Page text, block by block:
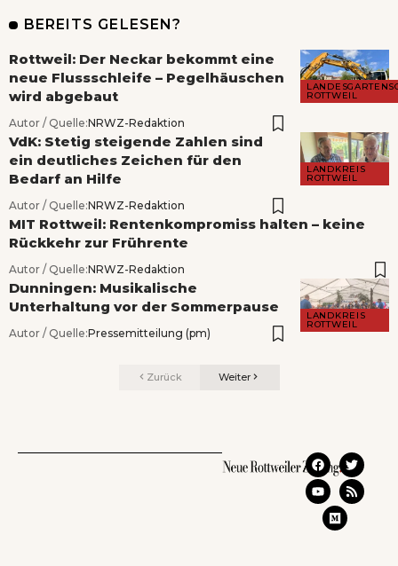
BEREITS GELESEN?
ROTTWEIL
Rottweil: Der Neckar bekommt eine
neue Flussschleife – Pegelhäuschen
wird abgebaut
Autor / Quelle:NRWZ-Redaktion
LANDKREIS
ROTTWEIL
VdK: Stetig steigende Zahlen sind
ein deutliches Zeichen für den
Bedarf an Hilfe
Autor / Quelle:NRWZ-Redaktion
MIT Rottweil: Rentenkompromiss halten – keine
Rückkehr zur Frührente
Autor / Quelle:NRWZ-Redaktion
LANDKREIS
ROTTWEIL
Dunningen: Musikalische
Unterhaltung vor der Sommerpause
Autor / Quelle:Pressemitteilung (pm)
Zurück Weiter